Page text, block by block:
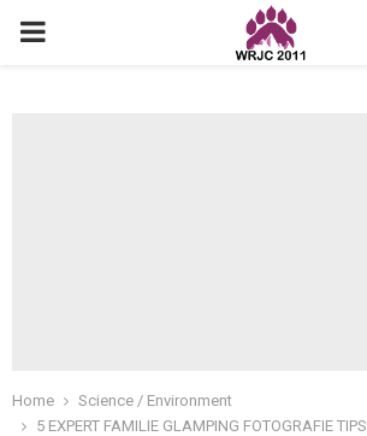
PRIMARY
Home
Science / Environment
5 EXPERT FAMILIE GLAMPING FOTOGRAFIE TIPS